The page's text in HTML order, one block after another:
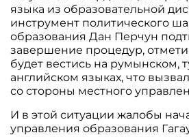
языка из образовательной
инструмент политического
образования Дан Перчун
завершение процедур,
будет вестись на румынском,
английском языках, что
со стороны местного
И в этой ситуации жалобы
управления образования